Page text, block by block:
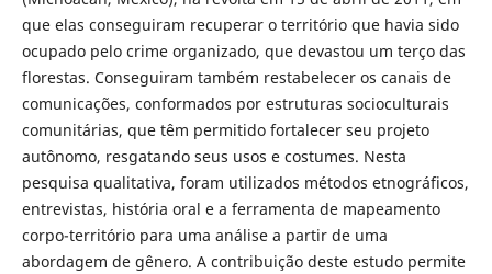
que elas conseguiram recuperar o território que havia sido
ocupado pelo crime organizado, que devastou um terço das
florestas. Conseguiram também restabelecer os canais de
comunicações, conformados por estruturas socioculturais
comunitárias, que têm permitido fortalecer seu projeto
autônomo, resgatando seus usos e costumes. Nesta
pesquisa qualitativa, foram utilizados métodos etnográficos,
entrevistas, história oral e a ferramenta de mapeamento
corpo-território para uma análise a partir de uma
abordagem de gênero. A contribuição deste estudo permite